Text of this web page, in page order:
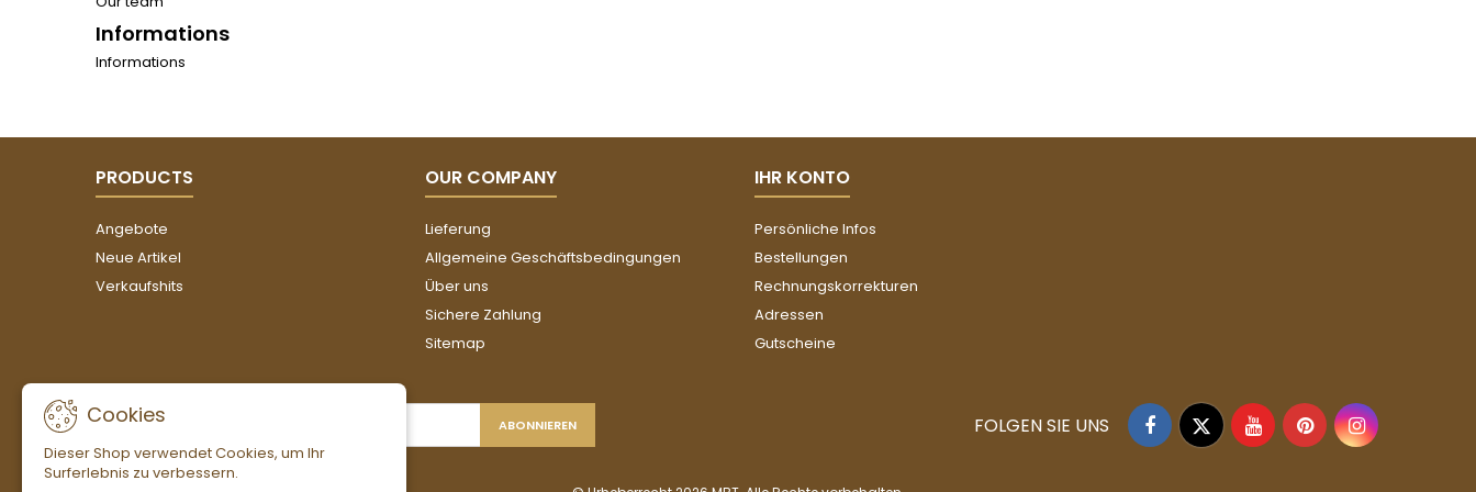
Informations
Informations
PRODUCTS
Angebote
Neue Artikel
Verkaufshits
OUR COMPANY
Lieferung
Allgemeine Geschäftsbedingungen
Über uns
Sichere Zahlung
Sitemap
IHR KONTO
Persönliche Infos
Bestellungen
Rechnungskorrekturen
Adressen
Gutscheine
Cookies
Dieser Shop verwendet Cookies, um Ihr
Surferlebnis zu verbessern.
NEWSLETTER Facebook
TwitterYouTubePinterestInstagram
FOLGEN SIE UNS